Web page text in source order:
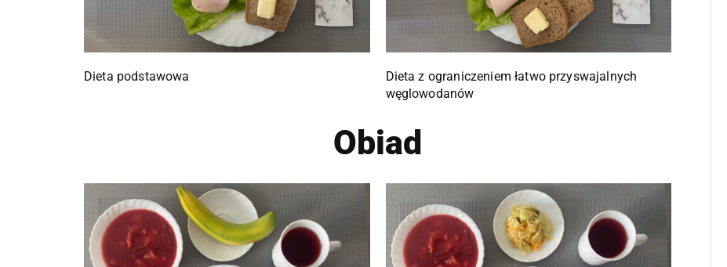
Dieta podstawowa
Dieta z ograniczeniem łatwo przyswajalnych
węglowodanów
Obiad